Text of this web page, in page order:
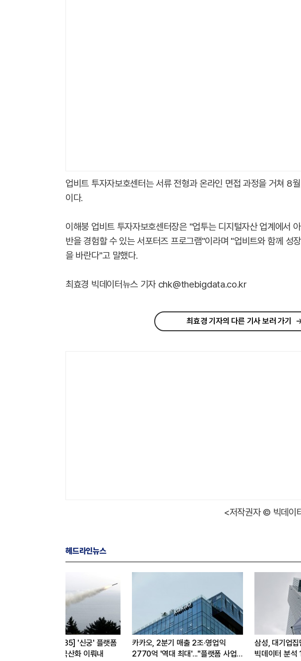
업비트 투자자보호센터는 서류 전형과 온라인 면접 과정을 거쳐 8
이다.
이해붕 업비트 투자자보호센터장은 "업투는 디지털자산 업계에서
반을 경험할 수 있는 서포터즈 프로그램"이라며 "업비트와 함께 성
을 바란다"고 말했다.
최효경 빅데이터뉴스 기자 chk@thebigdata.co.kr
최효경 기자의 다른 기사 보러 가기
<저작권자 © 빅데이
헤드라인뉴스
삼성, 대기업집단 브랜드평판 8월
빅데이터 분석 1위...SK·현대자동차
삼성전자, 갤럭시 Z 폴드8·플립8
7일 출시...갤럭시워치 울트라2·
네카오 실
전망에도